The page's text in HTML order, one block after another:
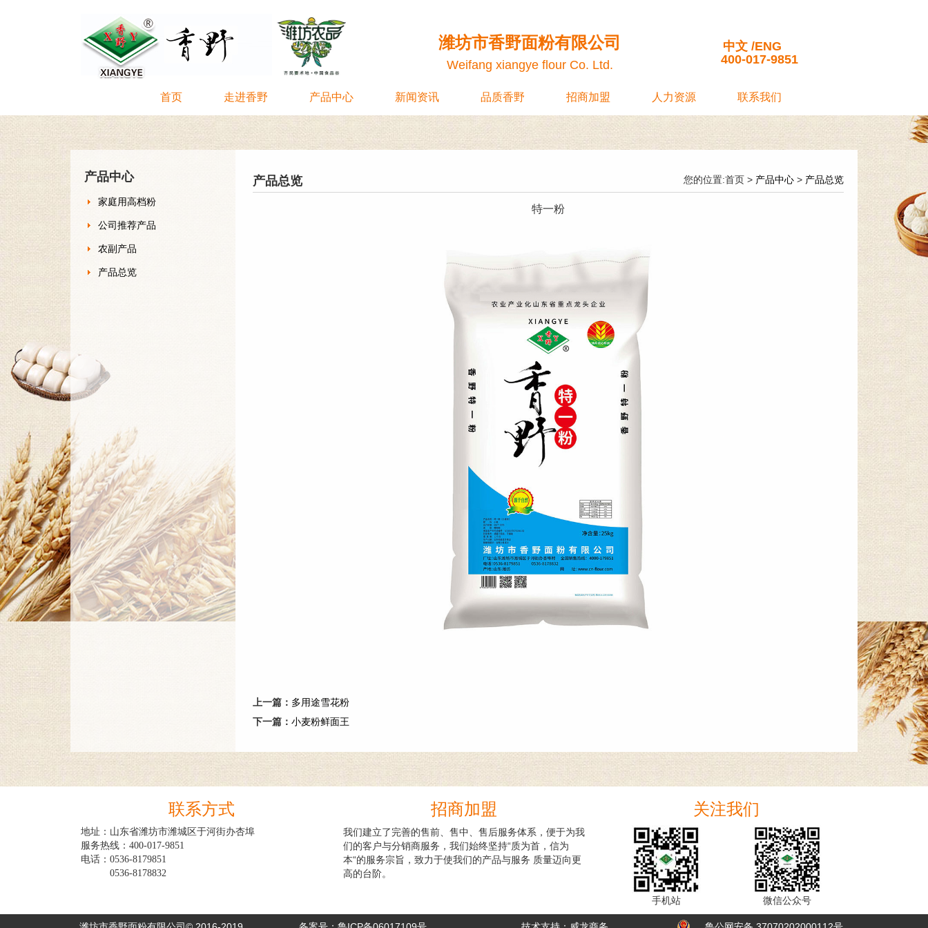
潍坊市香野面粉有限公司
Weifang xiangye flour Co. Ltd.
中文 /ENG
400-017-9851
首页 走进香野 产品中心 新闻资讯 品质香野 招商加盟 人力资源 联系我们
产品中心
家庭用高档粉
公司推荐产品
农副产品
产品总览
您的位置:首页 > 产品中心> 产品总览
产品总览
特一粉
上一篇： 多用途雪花粉
下一篇：小麦粉鲜面王
联系方式
地址：山东省潍坊市潍城区于河街办杏埠
服务热线：400-017-9851
电话：0536-8179851
0536-8178832
招商加盟
我们建立了完善的售前、售中、售后服务体系，便于为我
们的客户与分销商服务，我们始终坚持“质为首，信为
本“的服务宗旨，致力于使我们的产品与服务 质量迈向更
高的台阶。
关注我们
手机站 微信公众号